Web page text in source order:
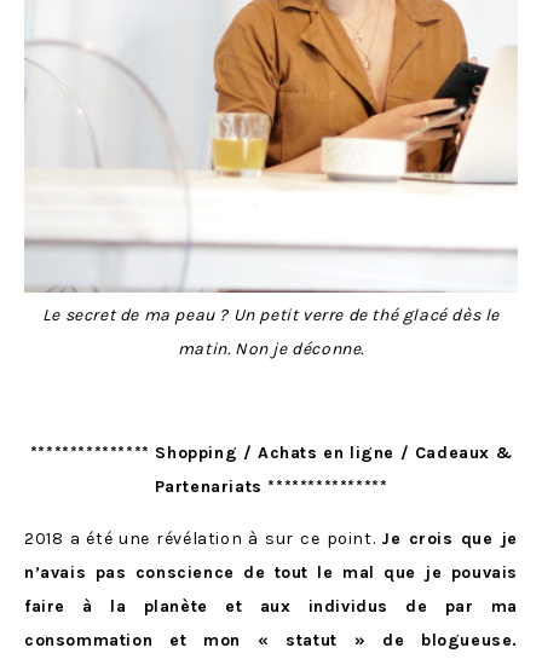
Le secret de ma peau ? Un petit verre de thé glacé dès le
matin. Non je déconne.
*************** Shopping / Achats en ligne / Cadeaux &
Partenariats ***************
2018 a été une révélation à sur ce point. Je crois que je
n’avais pas conscience de tout le mal que je pouvais
faire à la planète et aux individus de par ma
consommation et mon « statut » de blogueuse.